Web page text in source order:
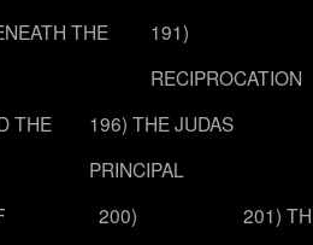
THE
191)
RECIPROCATION
THE
196) THE JUDAS
PRINCIPAL
200)
201)